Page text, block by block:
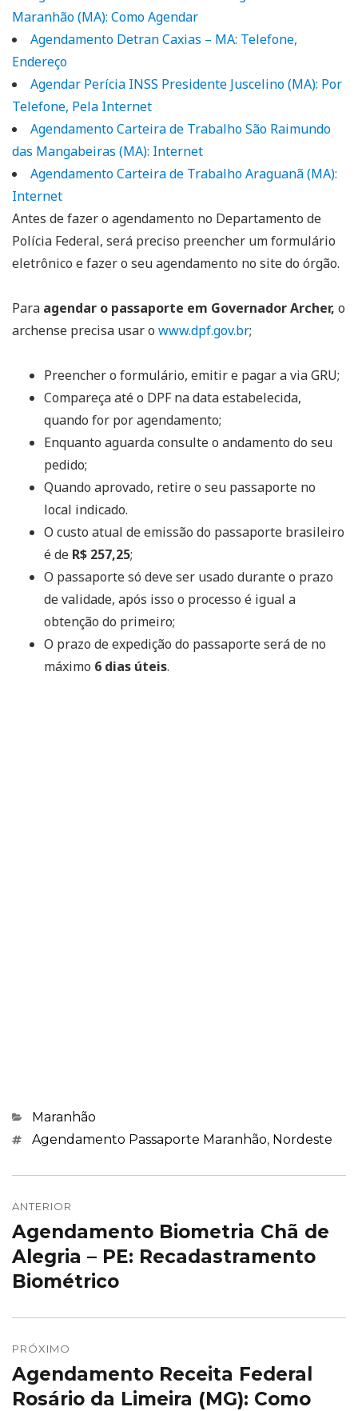
Maranhão (MA): Como Agendar
Agendamento Detran Caxias – MA: Telefone,
Endereço
Agendar Perícia INSS Presidente Juscelino (MA): Por
Telefone, Pela Internet
Agendamento Carteira de Trabalho São Raimundo
das Mangabeiras (MA): Internet
Agendamento Carteira de Trabalho Araguanã (MA):
Internet
Antes de fazer o agendamento no Departamento de
Polícia Federal, será preciso preencher um formulário
eletrônico e fazer o seu agendamento no site do órgão.
Para agendar o passaporte em Governador Archer, o
archense precisa usar o www.dpf.gov.br;
Preencher o formulário, emitir e pagar a via GRU;
Compareça até o DPF na data estabelecida,
quando for por agendamento;
Enquanto aguarda consulte o andamento do seu
pedido;
Quando aprovado, retire o seu passaporte no
local indicado.
O custo atual de emissão do passaporte brasileiro
é de R$ 257,25;
O passaporte só deve ser usado durante o prazo
de validade, após isso o processo é igual a
obtenção do primeiro;
O prazo de expedição do passaporte será de no
máximo 6 dias úteis.
Categorias
Maranhão
Marcações
Agendamento Passaporte Maranhão, Nordeste
de
Post
ANTERIOR
Post
anterior:
Agendamento Biometria Chã de
Alegria – PE: Recadastramento
Biométrico
PRÓXIMO
Próximo
post:
Agendamento Receita Federal
Rosário da Limeira (MG): Como